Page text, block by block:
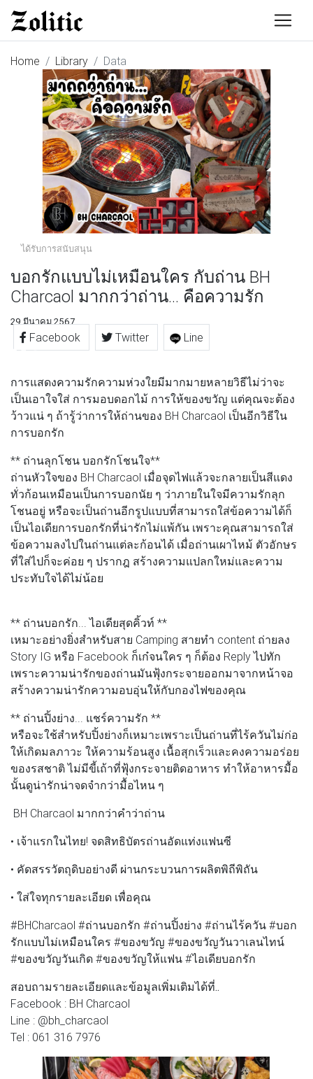
Home Library Data
ได้รับการสนับสนุน
บอกรักแบบไม่เหมือนใคร กับถ่าน BH
Charcaol มากกว่าถ่าน... คือความรัก
29 มีนาคม 2567
Facebook Twitter Line
การแสดงความรักความห่วงใยมีมากมายหลายวิธีไม่ว่าจะ
เป็นเอาใจใส่ การมอบดอกไม้ การให้ของขวัญ แต่คุณจะต้อง
ว้าวแน่ ๆ ถ้ารู้ว่าการให้ถ่านของ BH Charcaol เป็นอีกวิธีใน
การบอกรัก
** ถ่านลุกโชน บอกรักโชนใจ**
ถ่านหัวใจของ BH Charcaol เมื่อจุดไฟแล้วจะกลายเป็นสีแดง
ทั่วก้อนเหมือนเป็นการบอกนัย ๆ ว่าภายในใจมีความรักลุก
โชนอยู่ หรือจะเป็นถ่านอีกรูปแบบที่สามารถใส่ข้อความได้ก็
เป็นไอเดียการบอกรักที่น่ารักไม่แพ้กัน เพราะคุณสามารถใส่
ข้อความลงไปในถ่านแต่ละก้อนได้ เมื่อถ่านเผาไหม้ ตัวอักษร
ที่ใส่ไปก็จะค่อย ๆ ปรากฎ สร้างความแปลกใหม่และความ
ประทับใจได้ไม่น้อย
** ถ่านบอกรัก... ไอเดียสุดคิ้วท์ **
เหมาะอย่างยิ่งสำหรับสาย Camping สายทำ content ถ่ายลง
Story IG หรือ Facebook ก็เก๋จนใคร ๆ ก็ต้อง Reply ไปทัก
เพราะความน่ารักของถ่านมันฟุ้งกระจายออกมาจากหน้าจอ
สร้างความน่ารักความอบอุ่นให้กับกองไฟของคุณ
** ถ่านปิ้งย่าง... แชร์ความรัก **
หรือจะใช้สำหรับปิ้งย่างก็เหมาะเพราะเป็นถ่านที่ไร้ควันไม่ก่อ
ให้เกิดมลภาวะ ให้ความร้อนสูง เนื้อสุกเร็วและคงความอร่อย
ของรสชาติ ไม่มีขี้เถ้าที่ฟุ้งกระจายติดอาหาร ทำให้อาหารมื้อ
นั้นดูน่ารักน่าจดจำกว่ามื้อไหน ๆ
BH Charcaol มากกว่าคำว่าถ่าน
• เจ้าแรกในไทย! จดสิทธิบัตรถ่านอัดแท่งแฟนซี
• คัดสรรวัตถุดิบอย่างดี ผ่านกระบวนการผลิตพิถีพิถัน
• ใส่ใจทุกรายละเอียด เพื่อคุณ
#BHCharcaol #ถ่านบอกรัก #ถ่านปิ้งย่าง #ถ่านไร้ควัน #บอก
รักแบบไม่เหมือนใคร #ของขวัญ #ของขวัญวันวาเลนไทน์
#ของขวัญวันเกิด #ของขวัญให้แฟน #ไอเดียบอกรัก
สอบถามรายละเอียดและข้อมูลเพิ่มเติมได้ที่..
Facebook : BH Charcaol
Line : @bh_charcaol
Tel : 061 316 7976